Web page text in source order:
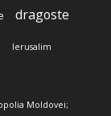
dragoste
Ierusalim
Moldovei;